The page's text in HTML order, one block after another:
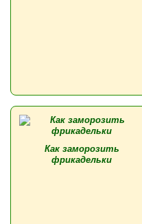
Как заморозить
фрикадельки